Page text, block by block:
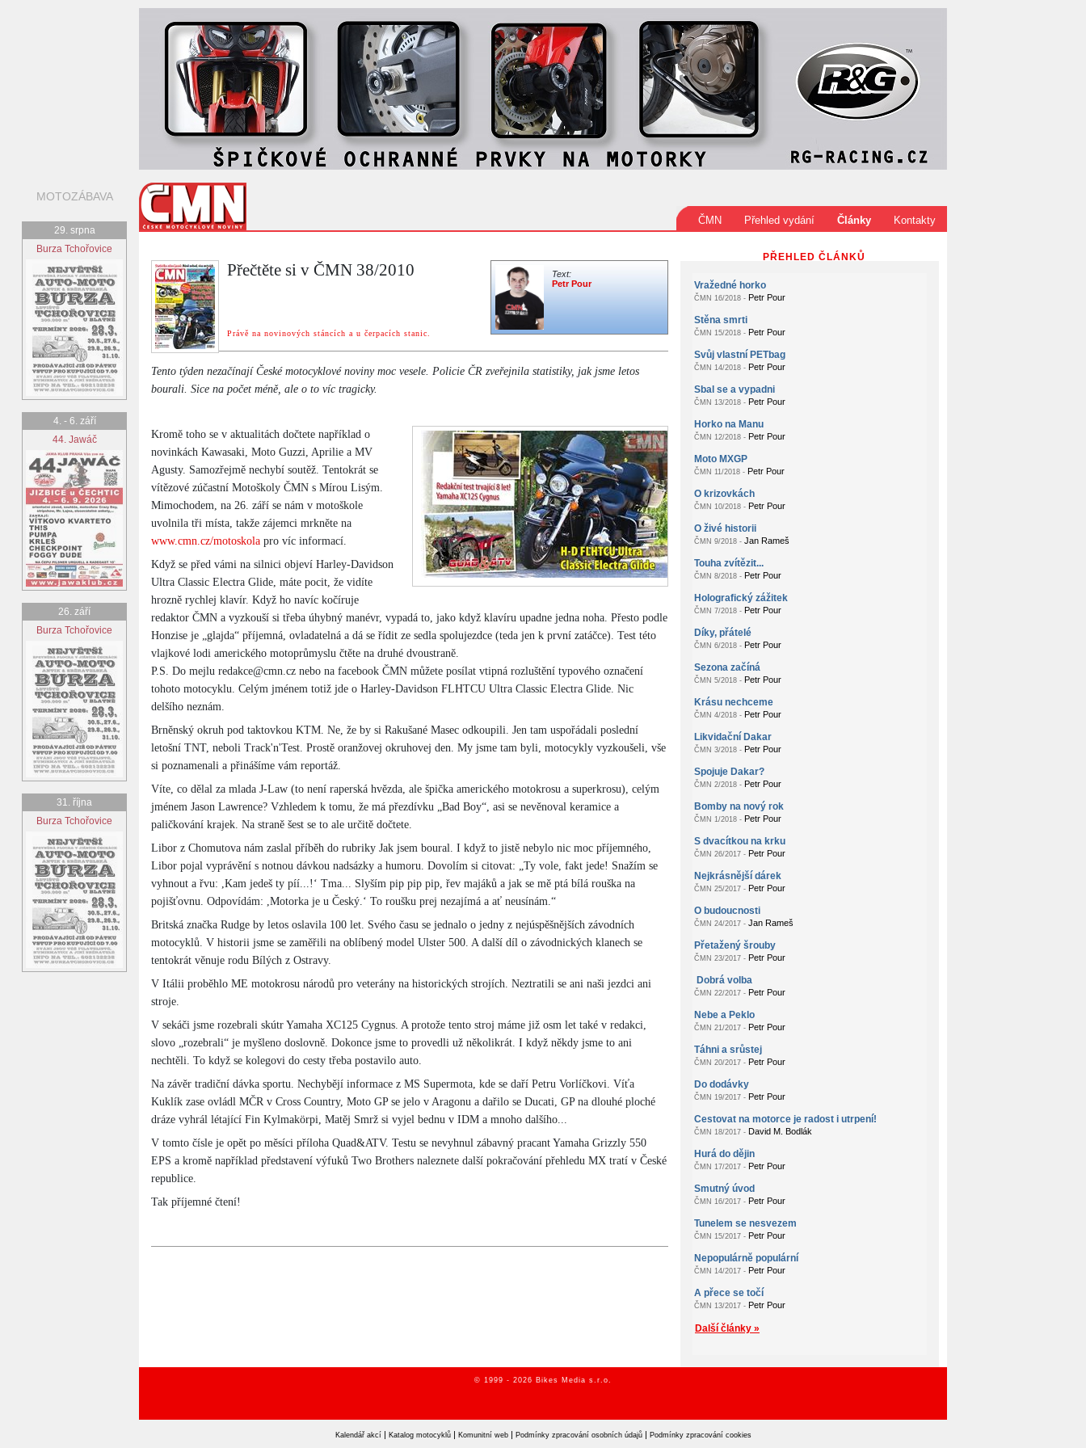
ČMN Přehled vydání Články Kontakty
Text:
Petr Pour
Přečtěte si v ČMN 38/2010
Právě na novinových stáncích a u čerpacích stanic.
Tento týden nezačínají České motocyklové noviny moc vesele. Policie ČR zveřejnila statistiky, jak jsme letos
bourali. Sice na počet méně, ale o to víc tragicky.
Kromě toho se v aktualitách dočtete například o
novinkách Kawasaki, Moto Guzzi, Aprilie a MV
Agusty. Samozřejmě nechybí soutěž. Tentokrát se
vítězové zúčastní Motoškoly ČMN s Mírou Lisým.
Mimochodem, na 26. září se nám v motoškole
uvolnila tři místa, takže zájemci mrkněte na
www.cmn.cz/motoskola pro víc informací.
Když se před vámi na silnici objeví Harley-Davidson
Ultra Classic Electra Glide, máte pocit, že vidíte
hrozně rychlej klavír. Když ho navíc kočíruje
redaktor ČMN a vyzkouší si třeba úhybný manévr, vypadá to, jako když klavíru upadne jedna noha. Přesto podle
Honzise je „glajda“ příjemná, ovladatelná a dá se řídit ze sedla spolujezdce (teda jen k první zatáčce). Test této
vlajkové lodi amerického motoprůmyslu čtěte na druhé dvoustraně.
P.S. Do mejlu redakce@cmn.cz nebo na facebook ČMN můžete posílat vtipná rozluštění typového označení
tohoto motocyklu. Celým jménem totiž jde o Harley-Davidson FLHTCU Ultra Classic Electra Glide. Nic
delšího neznám.
Brněnský okruh pod taktovkou KTM. Ne, že by si Rakušané Masec odkoupili. Jen tam uspořádali poslední
letošní TNT, neboli Track'n'Test. Prostě oranžovej okruhovej den. My jsme tam byli, motocykly vyzkoušeli, vše
si poznamenali a přinášíme vám reportáž.
Víte, co dělal za mlada J-Law (to není raperská hvězda, ale špička amerického motokrosu a superkrosu), celým
jménem Jason Lawrence? Vzhledem k tomu, že má přezdívku „Bad Boy“, asi se nevěnoval keramice a
paličkování krajek. Na straně šest se to ale určitě dočtete.
Libor z Chomutova nám zaslal příběh do rubriky Jak jsem boural. I když to jistě nebylo nic moc příjemného,
Libor pojal vyprávění s notnou dávkou nadsázky a humoru. Dovolím si citovat: „Ty vole, fakt jede! Snažím se
vyhnout a řvu: ,Kam jedeš ty píí...!‘ Tma... Slyším pip pip pip, řev majáků a jak se mě ptá bílá rouška na
pojišťovnu. Odpovídám: ,Motorka je u Český.‘ To roušku prej nezajímá a ať neusínám.“
Britská značka Rudge by letos oslavila 100 let. Svého času se jednalo o jedny z nejúspěšnějších závodních
motocyklů. V historii jsme se zaměřili na oblíbený model Ulster 500. A další díl o závodnických klanech se
tentokrát věnuje rodu Bílých z Ostravy.
V Itálii proběhlo ME motokrosu národů pro veterány na historických strojích. Neztratili se ani naši jezdci ani
stroje.
V sekáči jsme rozebrali skútr Yamaha XC125 Cygnus. A protože tento stroj máme již osm let také v redakci,
slovo „rozebrali“ je myšleno doslovně. Dokonce jsme to provedli už několikrát. I když někdy jsme to ani
nechtěli. To když se kolegovi do cesty třeba postavilo auto.
Na závěr tradiční dávka sportu. Nechybějí informace z MS Supermota, kde se daří Petru Vorlíčkovi. Víťa
Kuklík zase ovládl MČR v Cross Country, Moto GP se jelo v Aragonu a dařilo se Ducati, GP na dlouhé ploché
dráze vyhrál létající Fin Kylmakörpi, Matěj Smrž si vyjel bednu v IDM a mnoho dalšího...
V tomto čísle je opět po měsíci příloha Quad&ATV. Testu se nevyhnul zábavný pracant Yamaha Grizzly 550
EPS a kromě například představení výfuků Two Brothers naleznete další pokračování přehledu MX tratí v České
republice.
Tak příjemné čtení!
PŘEHLED ČLÁNKŮ
Vražedné horko
ČMN 16/2018 - Petr Pour
Stěna smrti
ČMN 15/2018 - Petr Pour
Svůj vlastní PETbag
ČMN 14/2018 - Petr Pour
Sbal se a vypadni
ČMN 13/2018 - Petr Pour
Horko na Manu
ČMN 12/2018 - Petr Pour
Moto MXGP
ČMN 11/2018 - Petr Pour
O krizovkách
ČMN 10/2018 - Petr Pour
O živé historii
ČMN 9/2018 - Jan Rameš
Touha zvítězit...
ČMN 8/2018 - Petr Pour
Holografický zážitek
ČMN 7/2018 - Petr Pour
Díky, přátelé
ČMN 6/2018 - Petr Pour
Sezona začíná
ČMN 5/2018 - Petr Pour
Krásu nechceme
ČMN 4/2018 - Petr Pour
Likvidační Dakar
ČMN 3/2018 - Petr Pour
Spojuje Dakar?
ČMN 2/2018 - Petr Pour
Bomby na nový rok
ČMN 1/2018 - Petr Pour
S dvacítkou na krku
ČMN 26/2017 - Petr Pour
Nejkrásnější dárek
ČMN 25/2017 - Petr Pour
O budoucnosti
ČMN 24/2017 - Jan Rameš
Přetažený šrouby
ČMN 23/2017 - Petr Pour
Dobrá volba
ČMN 22/2017 - Petr Pour
Nebe a Peklo
ČMN 21/2017 - Petr Pour
Táhni a srůstej
ČMN 20/2017 - Petr Pour
Do dodávky
ČMN 19/2017 - Petr Pour
Cestovat na motorce je radost i utrpení!
ČMN 18/2017 - David M. Bodlák
Hurá do dějin
ČMN 17/2017 - Petr Pour
Smutný úvod
ČMN 16/2017 - Petr Pour
Tunelem se nesvezem
ČMN 15/2017 - Petr Pour
Nepopulárně populární
ČMN 14/2017 - Petr Pour
A přece se točí
ČMN 13/2017 - Petr Pour
Další články »
© 1999 - 2026 Bikes Media s.r.o.
Kalendář akcí| Katalog motocyklů| Komunitní web| Podmínky zpracování osobních údajů| Podmínky zpracování cookies
MOTOZÁBAVA
29. srpna
Burza Tchořovice
4. - 6. září
44. Jawáč
26. září
Burza Tchořovice
31. října
Burza Tchořovice